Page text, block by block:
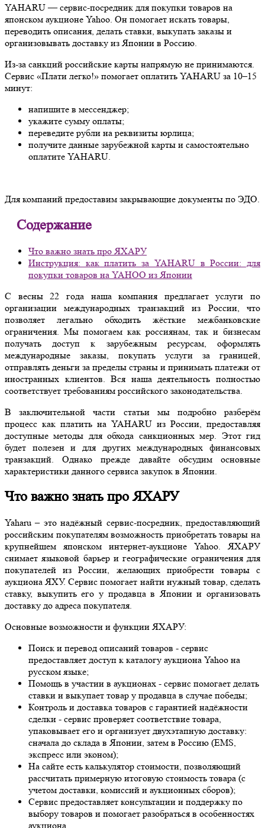
YAHARU — сервис-посредник для покупки товаров на
японском аукционе Yahoo. Он помогает искать товары,
переводить описания, делать ставки, выкупать заказы и
организовывать доставку из Японии в Россию.
Из-за санкций российские карты напрямую не принимаются.
Сервис «Плати легко!» помогает оплатить YAHARU за 10–15
минут:
напишите в мессенджер;
укажите сумму оплаты;
переведите рубли на реквизиты юрлица;
получите данные зарубежной карты и самостоятельно
оплатите YAHARU.
Для компаний предоставим закрывающие документы по ЭДО.
Содержание
Что важно знать про ЯХАРУ
Инструкция: как платить за YAHARU в России: для
покупки товаров на YAHOO из Японии
С весны 22 года наша компания предлагает услуги по
организации международных транзакций из России, что
позволяет легально обходить жёсткие межбанковские
ограничения. Мы помогаем как россиянам, так и бизнесам
получать доступ к зарубежным ресурсам, оформлять
международные заказы, покупать услуги за границей,
отправлять деньги за пределы страны и принимать платежи от
иностранных клиентов. Вся наша деятельность полностью
соответствует требованиям российского законодательства.
В заключительной части статьи мы подробно разберём
процесс как платить на YAHARU из России, предоставляя
доступные методы для обхода санкционных мер. Этот гид
будет полезен и для других международных финансовых
транзакций. Однако прежде давайте обсудим основные
характеристики данного сервиса закупок в Японии.
Что важно знать про ЯХАРУ
Yaharu – это надёжный сервис-посредник, предоставляющий
российским покупателям возможность приобретать товары на
крупнейшем японском интернет-аукционе Yahoo. ЯХАРУ
снимает языковой барьер и географические ограничения для
покупателей из России, желающих приобрести товары с
аукциона ЯХУ. Сервис помогает найти нужный товар, сделать
ставку, выкупить его у продавца в Японии и организовать
доставку до адреса покупателя.
Основные возможности и функции ЯХАРУ:
Поиск и перевод описаний товаров - сервис
предоставляет доступ к каталогу аукциона Yahoo на
русском языке;
Помощь в участии в аукционах - сервис помогает делать
ставки и выкупает товар у продавца в случае победы;
Контроль и доставка товаров с гарантией надёжности
сделки - сервис проверяет соответствие товара,
упаковывает его и организует двухэтапную доставку:
сначала до склада в Японии, затем в Россию (EMS,
экспресс или эконом);
На сайте есть калькулятор стоимости, позволяющий
рассчитать примерную итоговую стоимость товара (с
учетом доставки, комиссий и аукционных сборов);
Сервис предоставляет консультации и поддержку по
выбору товаров и помогает разобраться в особенностях
аукциона.